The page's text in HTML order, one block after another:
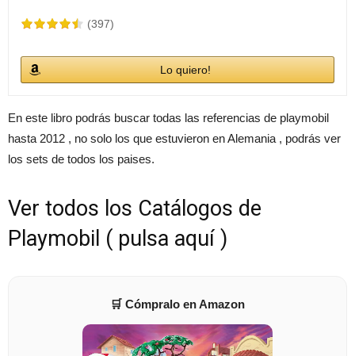
(397)
Lo quiero!
En este libro podrás buscar todas las referencias de playmobil
hasta 2012 , no solo los que estuvieron en Alemania , podrás ver
los sets de todos los paises.
Ver todos los Catálogos de
Playmobil ( pulsa aquí )
🛒 Cómpralo en Amazon